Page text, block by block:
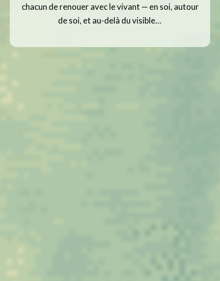
chacun de renouer avec le vivant — en soi, autour
de soi, et au-delà du visible…